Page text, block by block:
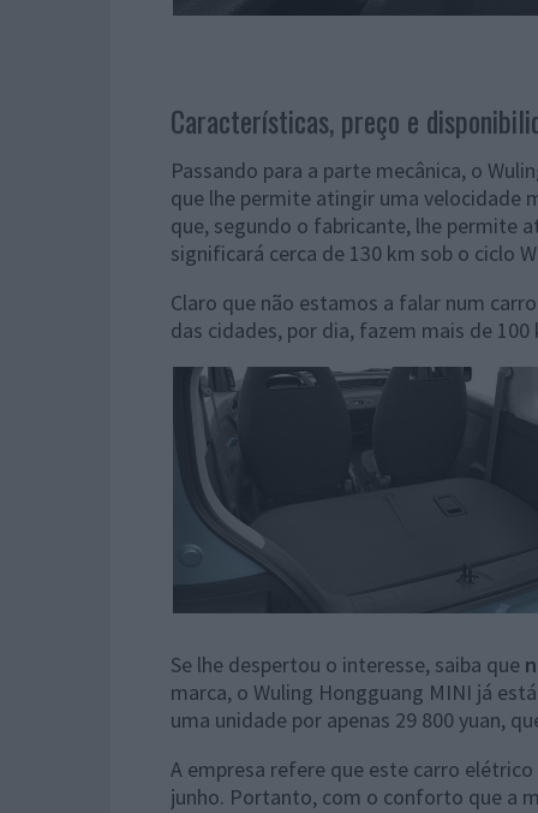
Características, preço e
Passando para a parte mecânica, o
que lhe permite atingir uma velocidade
que, segundo o fabricante, lhe permite
significará cerca de 130 km sob o ciclo
Claro que não estamos a falar num
das cidades, por dia, fazem mais de 100
Se lhe despertou o interesse, saiba que
marca, o Wuling Hongguang MINI já
uma unidade por apenas 29 800 yuan,
A empresa refere que este carro
junho. Portanto, com o conforto que a